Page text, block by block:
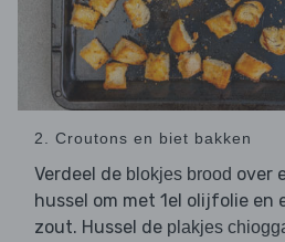
2. Croutons en biet bakken
Verdeel de blokjes brood over
hussel om met 1el olijfolie en
zout. Hussel de plakjes